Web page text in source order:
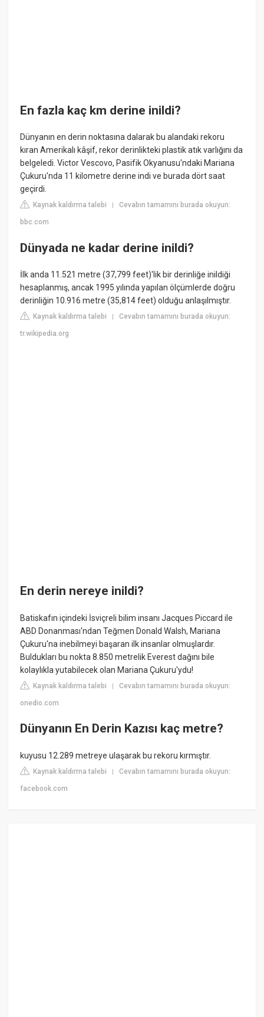
En fazla kaç km derine inildi?
Dünyanın en derin noktasına dalarak bu alandaki rekoru
kıran Amerikalı kâşif, rekor derinlikteki plastik atık varlığını da
belgeledi. Victor Vescovo, Pasifik Okyanusu'ndaki Mariana
Çukuru'nda 11 kilometre derine indi ve burada dört saat
geçirdi.
Kaynak kaldırma talebi |Cevabın tamamını burada okuyun:
bbc.com
Dünyada ne kadar derine inildi?
İlk anda 11.521 metre (37,799 feet)'lik bir derinliğe inildiği
hesaplanmış, ancak 1995 yılında yapılan ölçümlerde doğru
derinliğin 10.916 metre (35,814 feet) olduğu anlaşılmıştır.
Kaynak kaldırma talebi |Cevabın tamamını burada okuyun:
tr.wikipedia.org
En derin nereye inildi?
Batiskafın içindeki İsviçreli bilim insanı Jacques Piccard ile
ABD Donanması'ndan Teğmen Donald Walsh, Mariana
Çukuru'na inebilmeyi başaran ilk insanlar olmuşlardır.
Buldukları bu nokta 8.850 metrelik Everest dağını bile
kolaylıkla yutabilecek olan Mariana Çukuru'ydu!
Kaynak kaldırma talebi |Cevabın tamamını burada okuyun:
onedio.com
Dünyanın En Derin Kazısı kaç metre?
kuyusu 12.289 metreye ulaşarak bu rekoru kırmıştır.
Kaynak kaldırma talebi |Cevabın tamamını burada okuyun:
facebook.com